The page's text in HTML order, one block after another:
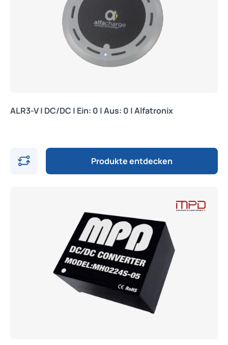
ALR3-V | DC/DC | Ein: 0 | Aus: 0 | Alfatronix
Produkte entdecken